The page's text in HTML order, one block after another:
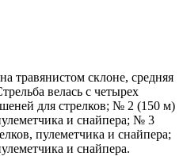
травянистом склоне, средняя
велась с четырех
для стрелков; № 2 (150 м)
и снайпера; № 3
пулеметчика и снайпера;
и снайпера.